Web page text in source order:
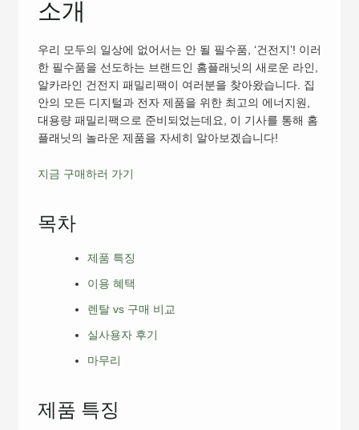
소개
우리 모두의 일상에 없어서는 안 될 필수품, ‘건전지’! 이러
한 필수품을 선도하는 브랜드인 홈플래닛의 새로운 라인,
알카라인 건전지 패밀리팩이 여러분을 찾아왔습니다. 집
안의 모든 디지털과 전자 제품을 위한 최고의 에너지원,
대용량 패밀리팩으로 준비되었는데요, 이 기사를 통해 홈
플래닛의 놀라운 제품을 자세히 알아보겠습니다!
지금 구매하러 가기
목차
제품 특징
이용 혜택
렌탈 vs 구매 비교
실사용자 후기
마무리
제품 특징